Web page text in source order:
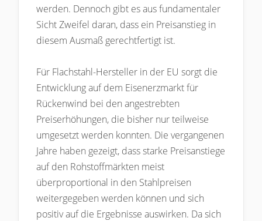
werden. Dennoch gibt es aus fundamentaler
Sicht Zweifel daran, dass ein Preisanstieg in
diesem Ausmaß gerechtfertigt ist.
Für Flachstahl-Hersteller in der EU sorgt die
Entwicklung auf dem Eisenerzmarkt für
Rückenwind bei den angestrebten
Preiserhöhungen, die bisher nur teilweise
umgesetzt werden konnten. Die vergangenen
Jahre haben gezeigt, dass starke Preisanstiege
auf den Rohstoffmärkten meist
überproportional in den Stahlpreisen
weitergegeben werden können und sich
positiv auf die Ergebnisse auswirken. Da sich